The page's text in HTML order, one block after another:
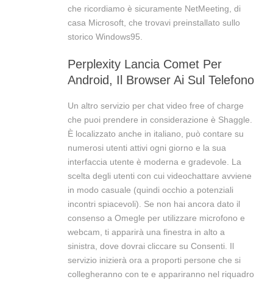
che ricordiamo è sicuramente NetMeeting, di
casa Microsoft, che trovavi preinstallato sullo
storico Windows95.
Perplexity Lancia Comet Per
Android, Il Browser Ai Sul Telefono
Un altro servizio per chat video free of charge
che puoi prendere in considerazione è Shaggle.
È localizzato anche in italiano, può contare su
numerosi utenti attivi ogni giorno e la sua
interfaccia utente è moderna e gradevole. La
scelta degli utenti con cui videochattare avviene
in modo casuale (quindi occhio a potenziali
incontri spiacevoli). Se non hai ancora dato il
consenso a Omegle per utilizzare microfono e
webcam, ti apparirà una finestra in alto a
sinistra, dove dovrai cliccare su Consenti. Il
servizio inizierà ora a proporti persone che si
collegheranno con te e appariranno nel riquadro